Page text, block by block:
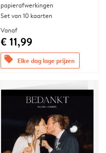
papierafwerkingen
Set van 10 kaarten
Vanaf
€ 11,99
offers Elke dag lage prijzen